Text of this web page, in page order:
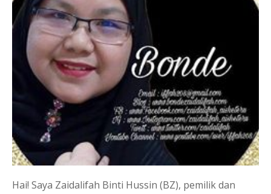
Hai! Saya Zaidalifah Binti Hussin (BZ), pemilik dan